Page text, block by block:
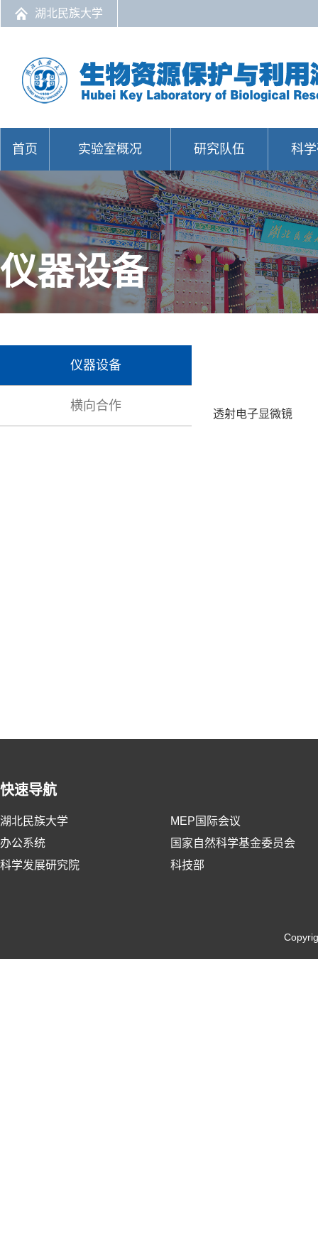
湖北民族大学
首页 实验室概况 研究队伍 科
仪器设备
仪器设备
横向合作
透射电子显微镜
快速导航
湖北民族大学
MEP国际会议
办公系统
国家自然科学基金委员会
科学发展研究院
科技部